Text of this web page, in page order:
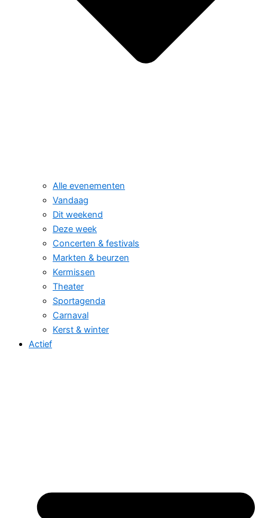
Alle evenementen
Vandaag
Dit weekend
Deze week
Concerten & festivals
Markten & beurzen
Kermissen
Theater
Sportagenda
Carnaval
Kerst & winter
Actief